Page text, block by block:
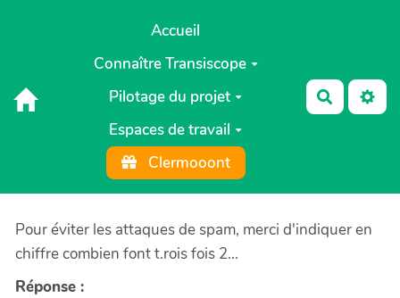
Aller au contenu principal
Accueil
Connaître Transiscope
Pilotage du projet
Espaces de travail
Clermooont
Pour éviter les attaques de spam, merci d'indiquer en
chiffre combien font t.rois fois 2...
Réponse :